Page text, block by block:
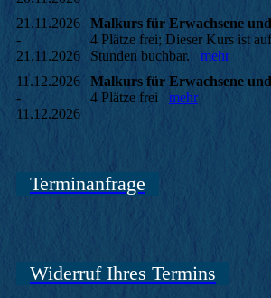
21.11.2026
-
21.11.2026
Malkurs für Erwachsene
4 Plätze frei; Dieser Kurs ist
Stunden buchbar. mehr
11.12.2026
-
11.12.2026
Malkurs für Erwachsene
4 Plätze frei mehr
Terminanfrage
Widerruf Ihres Termins